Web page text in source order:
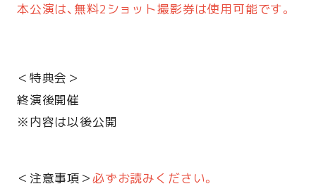
本公演は、無料2ショット撮影券は使用可能です。
＜特典会＞
終演後開催
※内容は以後公開
＜注意事項＞必ずお読みください。